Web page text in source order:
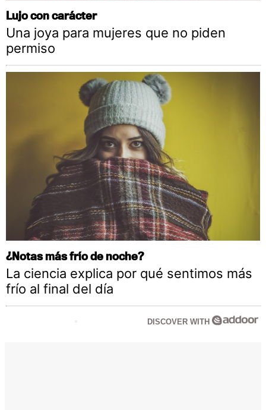
Lujo con carácter
Una joya para mujeres que no piden
permiso
¿Notas más frío de noche?
La ciencia explica por qué sentimos más
frío al final del día
DISCOVER WITH